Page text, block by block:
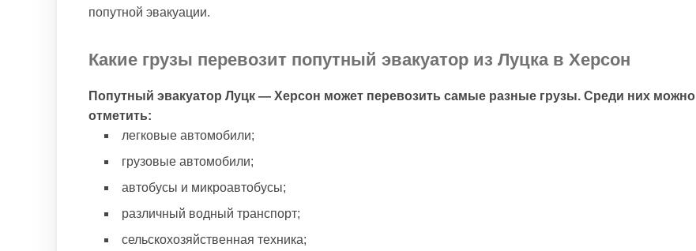
попутной эвакуации.
Какие грузы перевозит попутный эвакуатор из Луцка в Херсон
Попутный эвакуатор Луцк — Херсон может перевозить самые разные грузы. Среди них можно
отметить:
легковые автомобили;
грузовые автомобили;
автобусы и микроавтобусы;
различный водный транспорт;
сельскохозяйственная техника;